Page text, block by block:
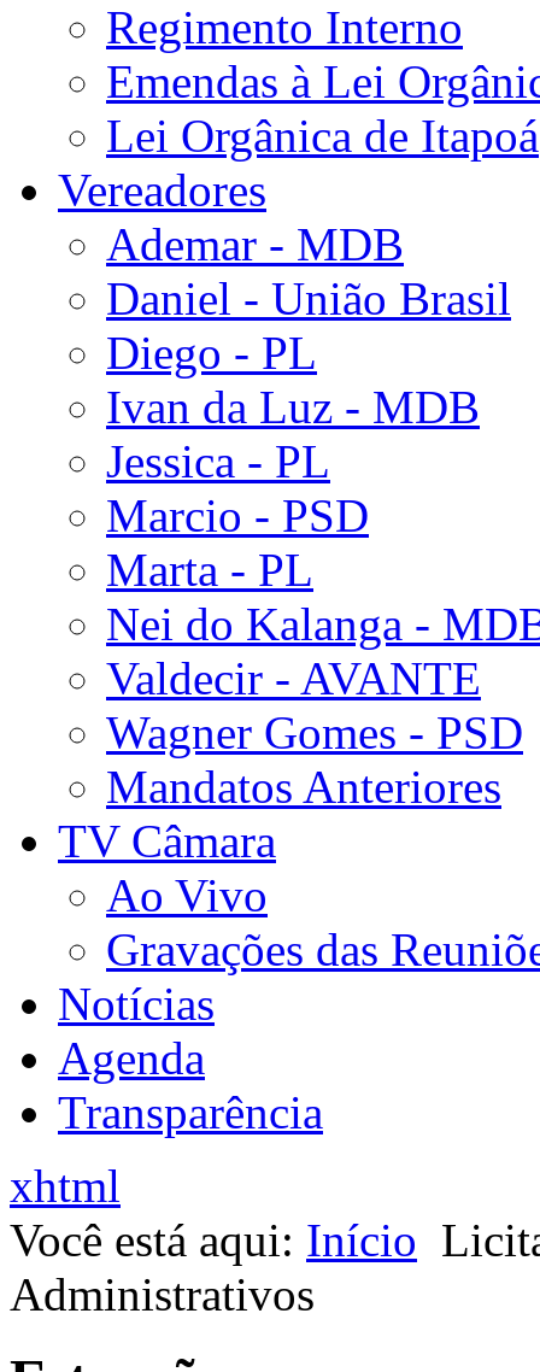
Regimento Interno
Emendas à Lei
Lei Orgânica de Itapoá
Vereadores
Ademar - MDB
Daniel - União Brasil
Diego - PL
Ivan da Luz - MDB
Jessica - PL
Marcio - PSD
Marta - PL
Nei do Kalanga -
Valdecir - AVANTE
Wagner Gomes - PSD
Mandatos Anteriores
TV Câmara
Ao Vivo
Gravações das
Notícias
Agenda
Transparência
xhtml
Você está aqui: Início
Administrativos